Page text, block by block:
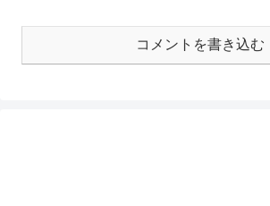
コメントを書き込む